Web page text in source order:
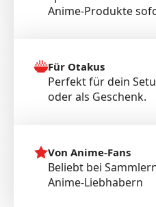
Anime-Produkte
Für Otakus
Perfekt für dein
oder als Geschenk.
Von Anime-Fans
Beliebt bei
Anime-Liebhabern